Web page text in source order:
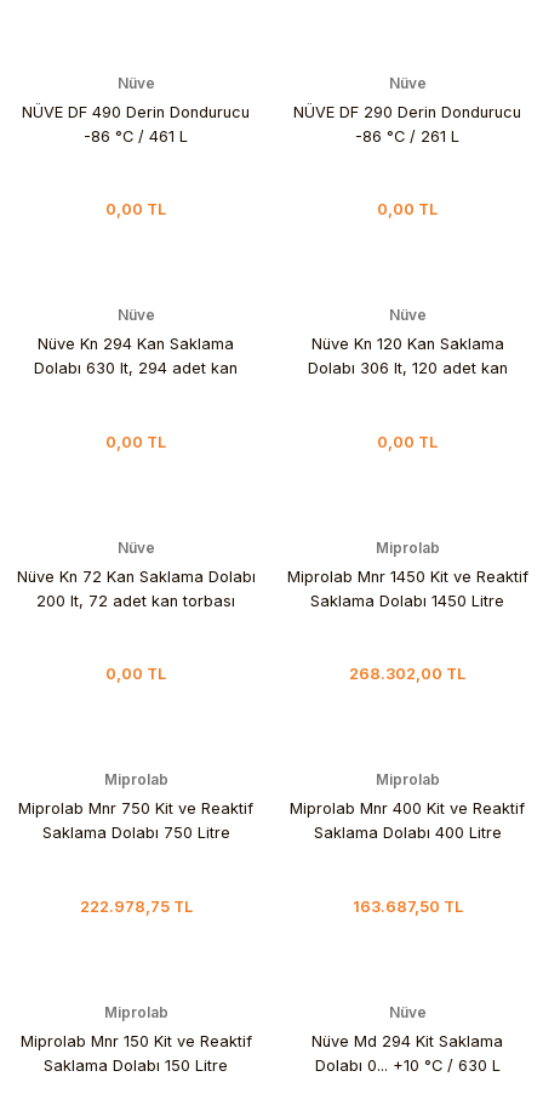
Nüve
NÜVE DF 490 Derin Dondurucu
-86 °C / 461 L
0,00 TL
Nüve
NÜVE DF 290 Derin Dondurucu
-86 °C / 261 L
0,00 TL
Nüve
Nüve Kn 294 Kan Saklama
Dolabı 630 lt, 294 adet kan
0,00 TL
Nüve
Nüve Kn 120 Kan Saklama
Dolabı 306 lt, 120 adet kan
0,00 TL
Nüve
Nüve Kn 72 Kan Saklama Dolabı
200 lt, 72 adet kan torbası
0,00 TL
Miprolab
Miprolab Mnr 1450 Kit ve Reaktif
Saklama Dolabı 1450 Litre
268.302,00 TL
Miprolab
Miprolab Mnr 750 Kit ve Reaktif
Saklama Dolabı 750 Litre
222.978,75 TL
Miprolab
Miprolab Mnr 400 Kit ve Reaktif
Saklama Dolabı 400 Litre
163.687,50 TL
Miprolab
Miprolab Mnr 150 Kit ve Reaktif
Saklama Dolabı 150 Litre
Nüve
Nüve Md 294 Kit Saklama
Dolabı 0... +10 °C / 630 L